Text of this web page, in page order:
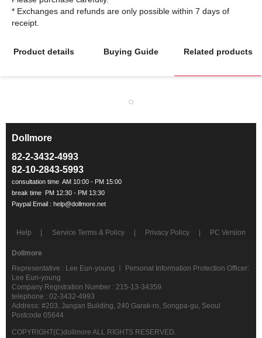
* Exchanges and refunds are only possible within 7 days of
Product details Buying Guide Related products
Dollmore
82-2-3432-4993
82-10-2843-5993
Help Service Terms & Policy Privacy Policy PC Version
Dollmore
Representative : Lee Eun-young ㅣ Personal Information Protection Officer:
Lee Eun-young
Company Registration Number : 215-13-34359
telephone : 02-3432-4993
Address: #203, Jangan Building, 240 Garak-ro, Songpa-gu, Seoul
Postcode 05644
COPYRIGHT(C)dollmore ALL RIGHTS RESERVED.